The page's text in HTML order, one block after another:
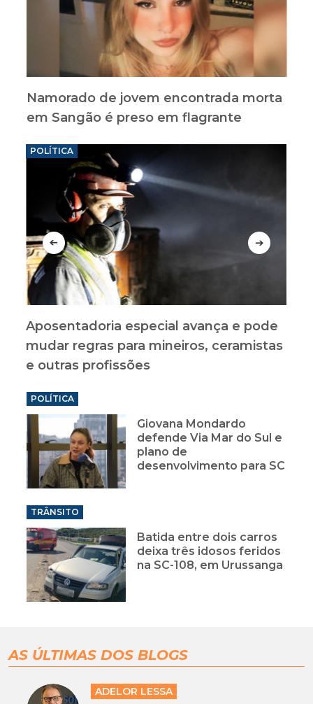
Namorado de jovem encontrada morta
em Sangão é preso em flagrante
POLÍTICA
Aposentadoria especial avança e pode
mudar regras para mineiros, ceramistas
e outras profissões
➔
➔
POLÍTICA
Giovana Mondardo
defende Via Mar do Sul e
plano de
desenvolvimento para SC
TRÂNSITO
Batida entre dois carros
deixa três idosos feridos
na SC-108, em Urussanga
AS ÚLTIMAS DOS BLOGS
ADELOR LESSA